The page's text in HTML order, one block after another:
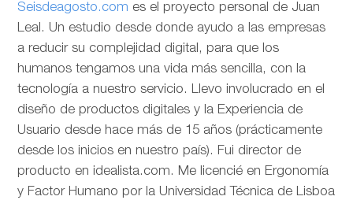
Seisdeagosto.com es el proyecto personal de Juan
Leal. Un estudio desde donde ayudo a las empresas
a reducir su complejidad digital, para que los
humanos tengamos una vida más sencilla, con la
tecnología a nuestro servicio. Llevo involucrado en el
diseño de productos digitales y la Experiencia de
Usuario desde hace más de 15 años (prácticamente
desde los inicios en nuestro país). Fui director de
producto en idealista.com. Me licencié en Ergonomía
y Factor Humano por la Universidad Técnica de Lisboa